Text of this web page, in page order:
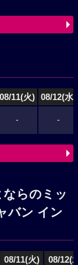
08/11(火) 08/12(水)
- -
らのミッ
バン イン
08/11(火) 08/12(